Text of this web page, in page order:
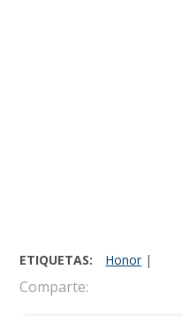
ETIQUETAS: Honor|
Comparte: